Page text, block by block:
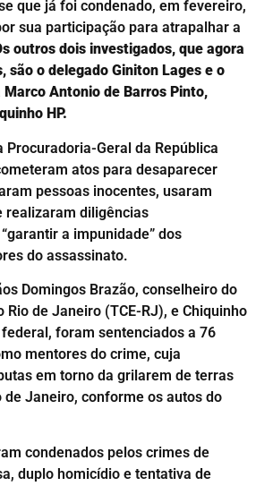
que já foi condenado, em fevereiro,
sua participação para atrapalhar a
outros dois investigados, que agora
são o delegado Giniton Lages e o
Antonio de Barros Pinto,
HP.
Procuradoria-Geral da República
atos para desaparecer
pessoas inocentes, usaram
realizaram diligências
a impunidade” dos
do assassinato.
Domingos Brazão, conselheiro do
Rio de Janeiro (TCE-RJ), e Chiquinho
foram sentenciados a 76
mentores do crime, cuja
em torno da grilarem de terras
de Janeiro, conforme os autos do
condenados pelos crimes de
duplo homicídio e tentativa de